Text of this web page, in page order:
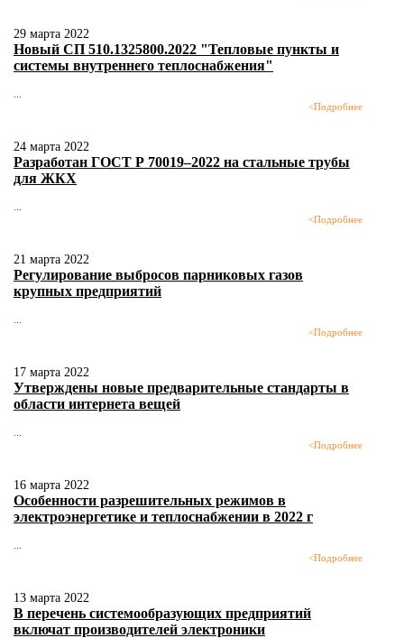
29 марта 2022
Новый СП 510.1325800.2022 "Тепловые пункты и
системы внутреннего теплоснабжения"
...
<Подробнее
24 марта 2022
Разработан ГОСТ Р 70019–2022 на стальные трубы
для ЖКХ
...
<Подробнее
21 марта 2022
Регулирование выбросов парниковых газов
крупных предприятий
...
<Подробнее
17 марта 2022
Утверждены новые предварительные стандарты в
области интернета вещей
...
<Подробнее
16 марта 2022
Особенности разрешительных режимов в
электроэнергетике и теплоснабжении в 2022 г
...
<Подробнее
13 марта 2022
В перечень системообразующих предприятий
включат производителей электроники